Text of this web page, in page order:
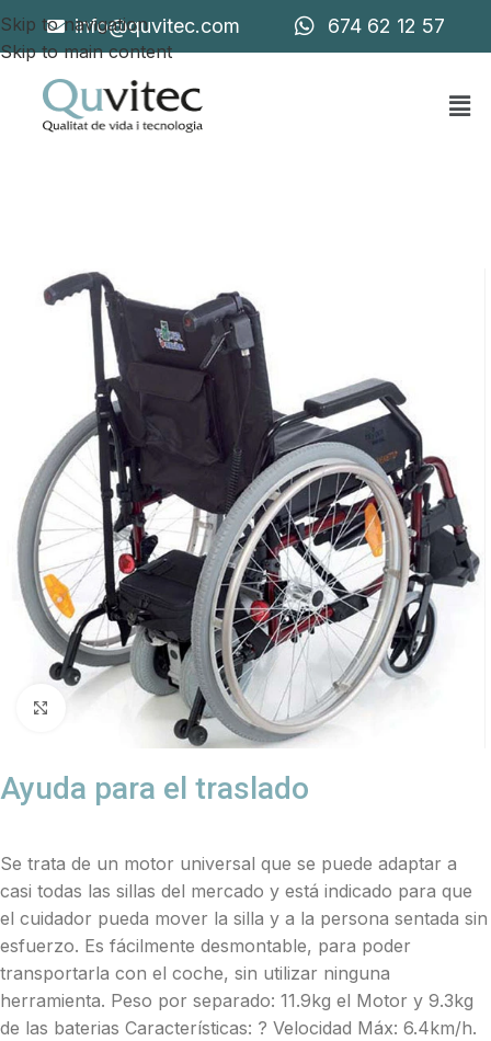
Skip to navigation
Skip to main content
info@quvitec.com 674 62 12 57
Click to enlarge
Ayuda para el traslado
Se trata de un motor universal que se puede adaptar a
casi todas las sillas del mercado y está indicado para que
el cuidador pueda mover la silla y a la persona sentada sin
esfuerzo. Es fácilmente desmontable, para poder
transportarla con el coche, sin utilizar ninguna
herramienta. Peso por separado: 11.9kg el Motor y 9.3kg
de las baterias Características: ? Velocidad Máx: 6.4km/h.